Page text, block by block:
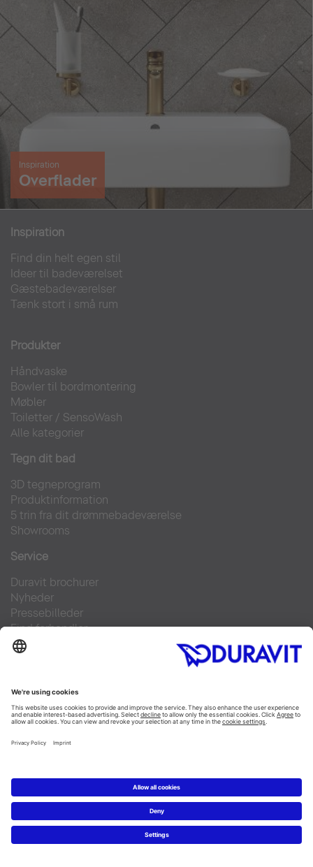
Inspiration
Overflader
Inspiration
Find din helt egen stil
Ideer til badeværelset
Gæstebadeværelser
Tænk stort i små rum
Produkter
Håndvaske
Bowler til bordmontering
Møbler
Toiletter / SensoWash
Alle kategorier
Tegn dit bad
3D tegneprogram
Produktinformation
5 trin fra dit drømmebadeværelse
Showrooms
Service
Duravit brochurer
Nyheder
Pressebilleder
Find forhandler
Kontakt
Facebook
Instagram
Pinterest
Copyright © 2026 Duravit AG
Impressum|Databeskyttelseserklæring|Cookie settings